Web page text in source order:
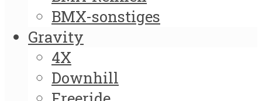
BMX-sonstiges
Gravity
4X
Downhill